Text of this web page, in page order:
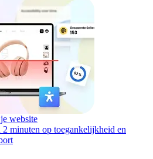
website
2 minuten op toegankelijkheid en